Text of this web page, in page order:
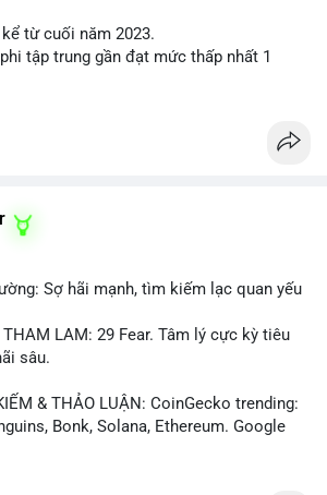
từ cuối năm 2023.
tập trung gần đạt mức thấp nhất 1
Sợ hãi mạnh, tìm kiếm lạc quan yếu
THAM LAM: 29 Fear. Tâm lý cực kỳ tiêu
sâu.
& THẢO LUẬN: CoinGecko trending:
Bonk, Solana, Ethereum. Google
tuyển Brasil, cúp U20 Châu Á.